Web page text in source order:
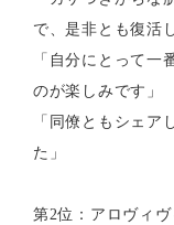
で、是非とも復活
「自分にとって一
のが楽しみです」
「同僚ともシェ
た」
第2位：アロヴィ